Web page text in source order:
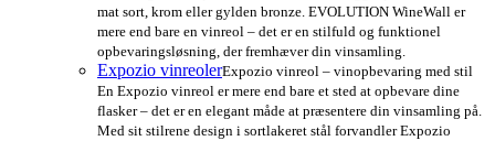
mat sort, krom eller gylden bronze. EVOLUTION WineWall er
mere end bare en vinreol – det er en stilfuld og funktionel
opbevaringsløsning, der fremhæver din vinsamling.
Expozio vinreolerExpozio vinreol – vinopbevaring med stil
En Expozio vinreol er mere end bare et sted at opbevare dine
flasker – det er en elegant måde at præsentere din vinsamling på.
Med sit stilrene design i sortlakeret stål forvandler Expozio